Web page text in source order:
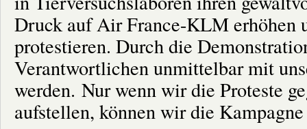
Druck auf Air France-KLM erhöhen
protestieren. Durch die
Verantwortlichen unmittelbar mit
werden. Nur wenn wir die Proteste
aufstellen, können wir die